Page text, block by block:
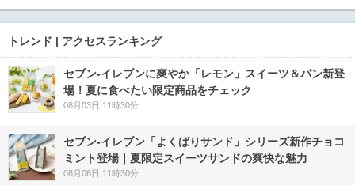
トレンド | アクセスランキング
セブン‐イレブンに爽やか「レモン」スイーツ＆パン新登
場！夏に食べたい限定商品をチェック
08月03日 11時30分
セブン‐イレブン「よくばりサンド」シリーズ新作チョコ
ミント登場｜夏限定スイーツサンドの爽快な魅力
08月06日 11時30分